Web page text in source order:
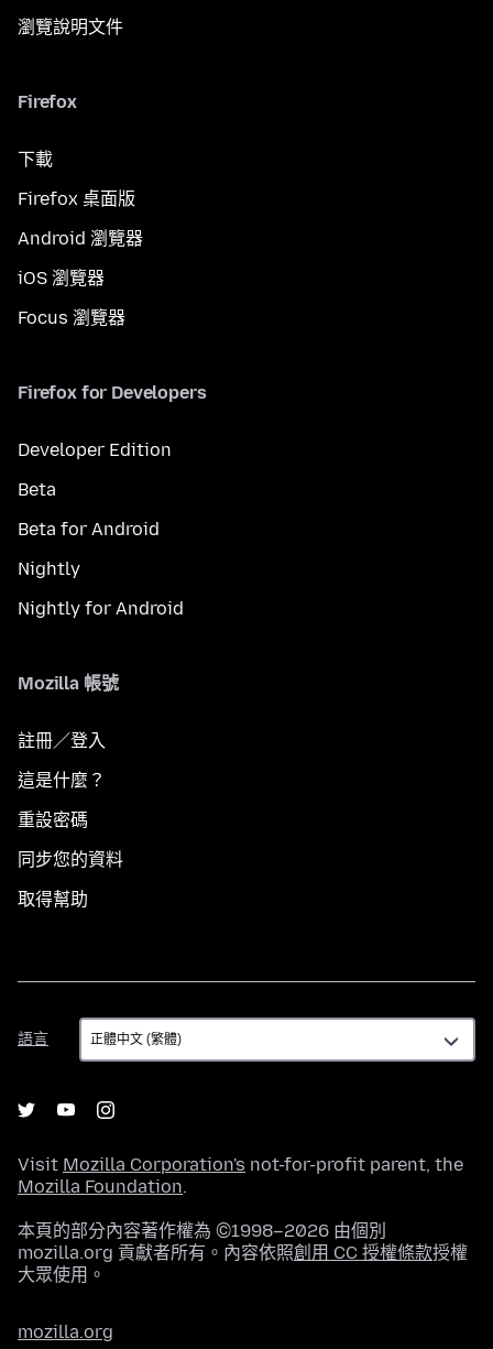
瀏覽說明文件
Firefox
下載
Firefox 桌面版
Android 瀏覽器
iOS 瀏覽器
Focus 瀏覽器
Firefox for Developers
Developer Edition
Beta
Beta for Android
Nightly
Nightly for Android
Mozilla 帳號
註冊／登入
這是什麼？
重設密碼
同步您的資料
取得幫助
語言
語
言
Visit Mozilla Corporation's not-for-profit parent, the
Mozilla Foundation.
本頁的部分內容著作權為 ©1998–2026 由個別
mozilla.org 貢獻者所有。內容依照創用 CC 授權條款授權
大眾使用。
mozilla.org